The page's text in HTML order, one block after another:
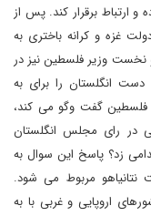
و ارتباط برقرار کند. پس از
غزه و کرانه باختری به
وزیر فلسطین نیز در
انگلستان را برای به
فلسطین گفت وگو می کند،
در رای مجلس انگلستان
زد؟ پاسخ این سوال به
نتانیاهو مربوط می شود.
اروپایی و غربی با به